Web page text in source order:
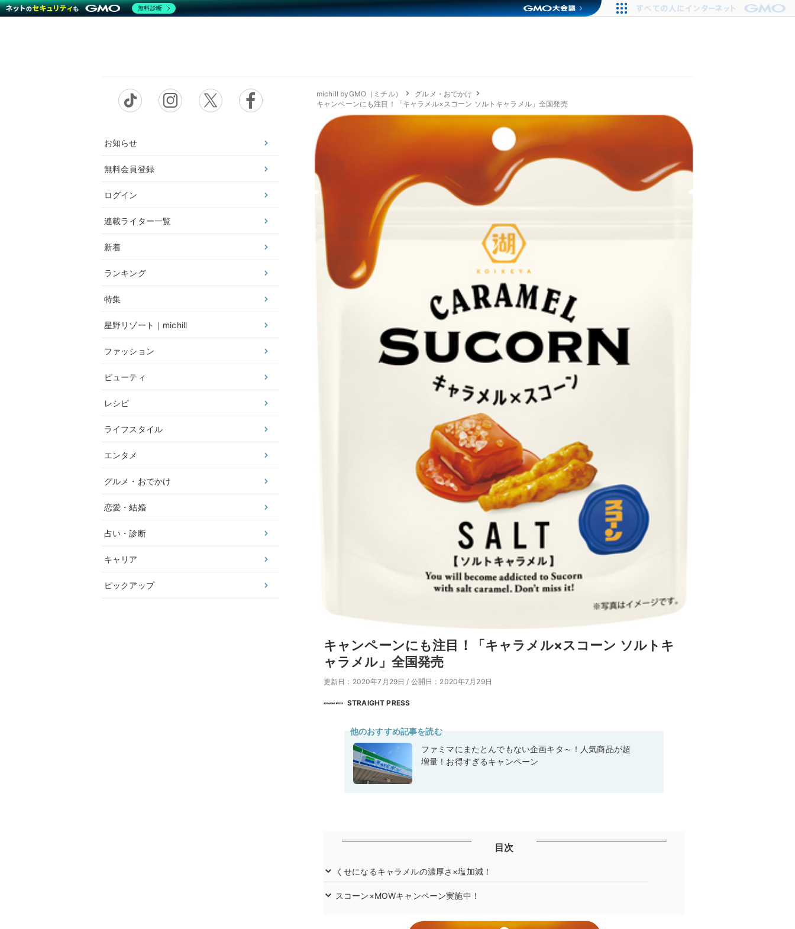
お知らせ
無料会員登録
ログイン
連載ライター一覧
新着
ランキング
特集
星野リゾート｜michill
ファッション
ビューティ
レシピ
ライフスタイル
エンタメ
グルメ・おでかけ
恋愛・結婚
占い・診断
キャリア
ピックアップ
michill byGMO（ミチル）
グルメ・おでかけ
キャンペーンにも注目！「キャラメル×スコーン ソルトキャラメル」全国発売
キャンペーンにも注目！「キャラメル×スコーン ソルトキ
ャラメル」全国発売
更新日：2020年7月29日 / 公開日：2020年7月29日
STRAIGHT PRESS
他のおすすめ記事を読む
ファミマにまたとんでもない企画キタ～！人気商品が超
増量！お得すぎるキャンペーン
目次
くせになるキャラメルの濃厚さ×塩加減！
スコーン×MOWキャンペーン実施中！
無料診断